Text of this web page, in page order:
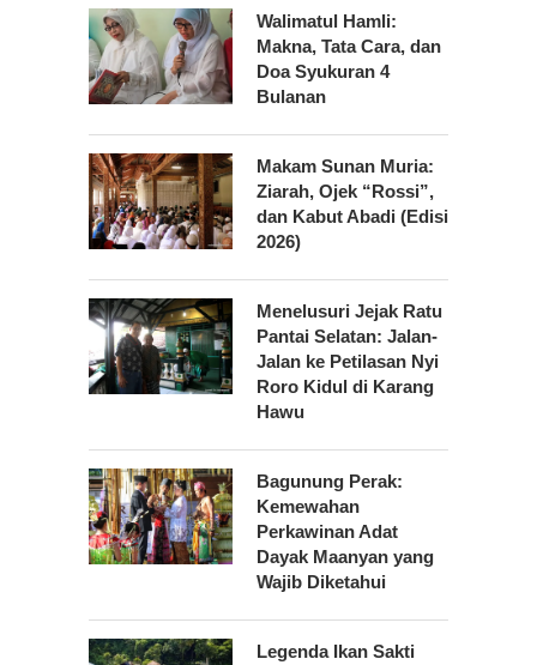
Walimatul Hamli:
Makna, Tata Cara, dan
Doa Syukuran 4
Bulanan
Makam Sunan Muria:
Ziarah, Ojek “Rossi”,
dan Kabut Abadi (Edisi
2026)
Menelusuri Jejak Ratu
Pantai Selatan: Jalan-
Jalan ke Petilasan Nyi
Roro Kidul di Karang
Hawu
Bagunung Perak:
Kemewahan
Perkawinan Adat
Dayak Maanyan yang
Wajib Diketahui
Legenda Ikan Sakti